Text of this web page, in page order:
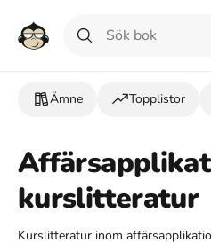
Ämne Topplistor
kurslitteratur
Kurslitteratur inom